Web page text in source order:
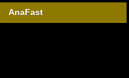
AnaFast